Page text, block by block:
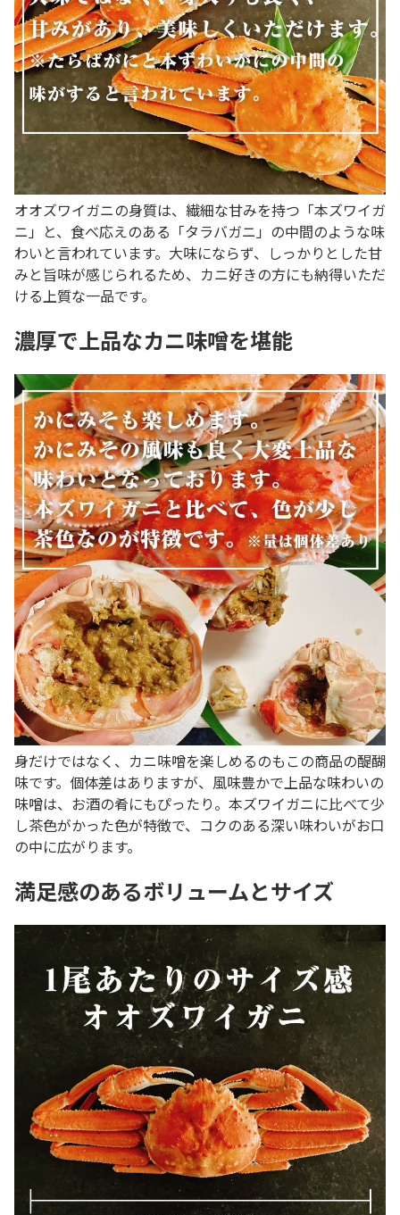
オオズワイガニの身質は、繊細な甘みを持つ「本ズワイガ
ニ」と、食べ応えのある「タラバガニ」の中間のような味
わいと言われています。大味にならず、しっかりとした甘
みと旨味が感じられるため、カニ好きの方にも納得いただ
ける上質な一品です。
濃厚で上品なカニ味噌を堪能
身だけではなく、カニ味噌を楽しめるのもこの商品の醍醐
味です。個体差はありますが、風味豊かで上品な味わいの
味噌は、お酒の肴にもぴったり。本ズワイガニに比べて少
し茶色がかった色が特徴で、コクのある深い味わいがお口
の中に広がります。
満足感のあるボリュームとサイズ